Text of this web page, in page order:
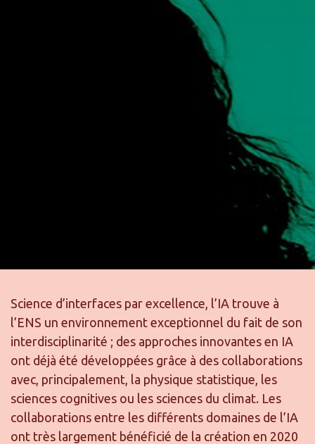
Science d’interfaces par excellence, l’IA trouve à
l’ENS un environnement exceptionnel du fait de son
interdisciplinarité ; des approches innovantes en IA
ont déjà été développées grâce à des collaborations
avec, principalement, la physique statistique, les
sciences cognitives ou les sciences du climat. Les
collaborations entre les différents domaines de l’IA
ont très largement bénéficié de la création en 2020